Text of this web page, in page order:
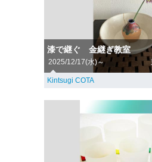
漆で継ぐ 金継ぎ教室
2025/12/17(水)～
Kintsugi COTA